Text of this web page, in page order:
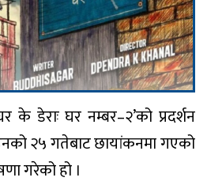
के डेराः घर नम्बर–२’को प्रदर्शन
२५ गतेबाट छायांकनमा गएको
गरेको हो ।